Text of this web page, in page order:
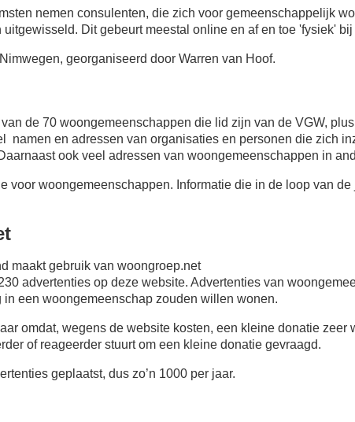
nemen consulenten, die zich voor gemeenschappelijk
Dit gebeurt meestal online en af en toe 'fysiek'
georganiseerd door Warren van Hoof.
de 70 woongemeenschappen die lid zijn van de VGW,
namen en adressen van organisaties en personen die zich
ook veel adressen van woongemeenschappen in
voor woongemeenschappen. Informatie die in de loop van
maakt gebruik van woongroep.net
advertenties op deze website. Advertenties van
een woongemeenschap zouden willen wonen.
omdat, wegens de website kosten, een kleine donatie zeer
of reageerder stuurt om een kleine donatie gevraagd.
geplaatst, dus zo’n 1000 per jaar.